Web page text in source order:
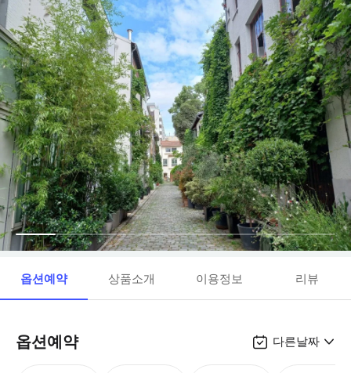
옵션예약 상품소개 이용정보 리뷰
옵션예약 다른날짜